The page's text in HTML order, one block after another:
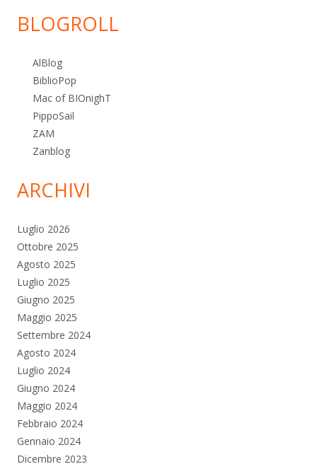
BLOGROLL
AlBlog
BiblioPop
Mac of BIOnighT
PippoSail
ZAM
Zanblog
ARCHIVI
Luglio 2026
Ottobre 2025
Agosto 2025
Luglio 2025
Giugno 2025
Maggio 2025
Settembre 2024
Agosto 2024
Luglio 2024
Giugno 2024
Maggio 2024
Febbraio 2024
Gennaio 2024
Dicembre 2023